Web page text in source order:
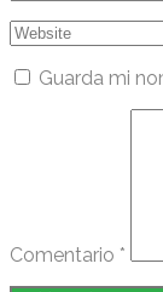
Guarda mi
Comentario *